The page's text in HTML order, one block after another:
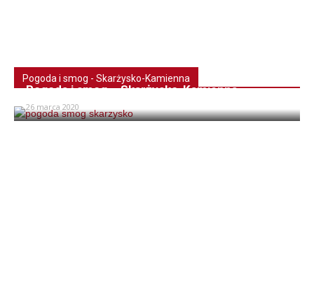
Pogoda i smog - Skarżysko-Kamienna
Pogoda i smog – Skarżysko-Kamienna
26 marca 2020